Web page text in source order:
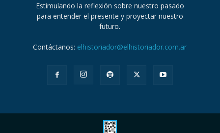
Estimulando la reflexión sobre nuestro pasado
para entender el presente y proyectar nuestro
futuro.
Contáctanos: elhistoriador@elhistoriador.com.ar